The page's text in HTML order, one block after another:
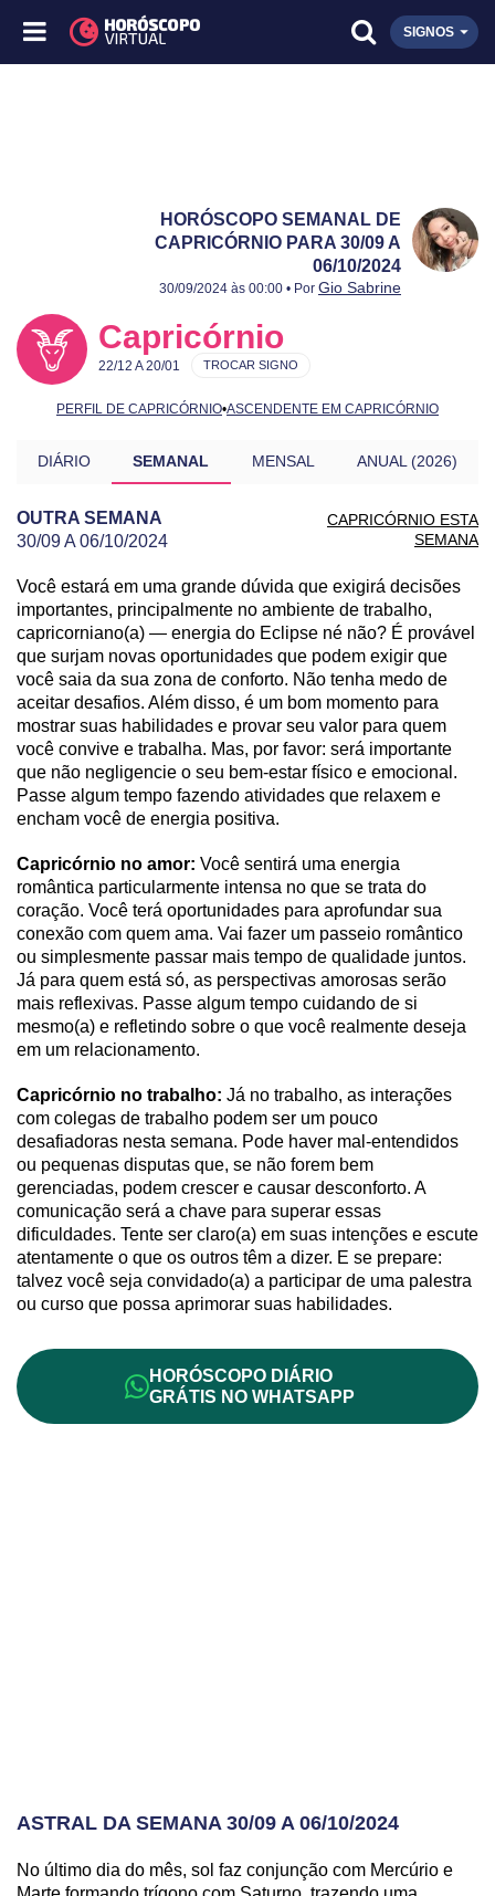
SIGNOS
HORÓSCOPO SEMANAL DE
CAPRICÓRNIO PARA 30/09 A
06/10/2024
Publicado:
30/09 a 06/10/2024
Atualizado:
30/09 a 06/10/2024
30/09/2024 às 00:00 • Por Gio Sabrine
Capricórnio
22/12 A 20/01
PERFIL DE CAPRICÓRNIO•ASCENDENTE EM CAPRICÓRNIO
TROCAR SIGNO
DIÁRIO SEMANAL MENSAL ANUAL (2026)
OUTRA SEMANA
30/09 A 06/10/2024
CAPRICÓRNIO ESTA
SEMANA
PREVISÃO DE CAPRICÓRNIO PARA OUTRA
Você estará em uma grande dúvida que exigirá decisões
importantes, principalmente no ambiente de trabalho,
capricorniano(a) — energia do Eclipse né não? É provável
que surjam novas oportunidades que podem exigir que
você saia da sua zona de conforto. Não tenha medo de
aceitar desafios. Além disso, é um bom momento para
mostrar suas habilidades e provar seu valor para quem
você convive e trabalha. Mas, por favor: será importante
que não negligencie o seu bem-estar físico e emocional.
Passe algum tempo fazendo atividades que relaxem e
encham você de energia positiva.
Capricórnio no amor: Você sentirá uma energia
romântica particularmente intensa no que se trata do
coração. Você terá oportunidades para aprofundar sua
conexão com quem ama. Vai fazer um passeio romântico
ou simplesmente passar mais tempo de qualidade juntos.
Já para quem está só, as perspectivas amorosas serão
mais reflexivas. Passe algum tempo cuidando de si
mesmo(a) e refletindo sobre o que você realmente deseja
em um relacionamento.
Capricórnio no trabalho: Já no trabalho, as interações
com colegas de trabalho podem ser um pouco
desafiadoras nesta semana. Pode haver mal-entendidos
ou pequenas disputas que, se não forem bem
gerenciadas, podem crescer e causar desconforto. A
comunicação será a chave para superar essas
dificuldades. Tente ser claro(a) em suas intenções e escute
atentamente o que os outros têm a dizer. E se prepare:
talvez você seja convidado(a) a participar de uma palestra
ou curso que possa aprimorar suas habilidades.
HORÓSCOPO DIÁRIO
GRÁTIS NO WHATSAPP
ASTRAL DA SEMANA 30/09 A 06/10/2024
No último dia do mês, sol faz conjunção com Mercúrio e